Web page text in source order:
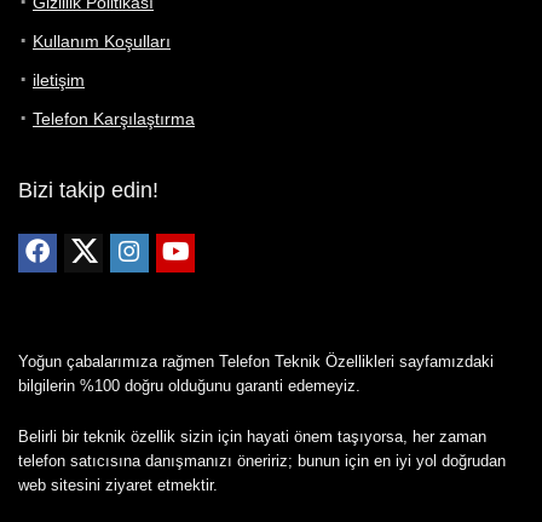
Kullanım Koşulları
iletişim
Telefon Karşılaştırma
Bizi takip edin!
Yoğun çabalarımıza rağmen Telefon Teknik Özellikleri sayfamızdaki
bilgilerin %100 doğru olduğunu garanti edemeyiz.
Belirli bir teknik özellik sizin için hayati önem taşıyorsa, her zaman
telefon satıcısına danışmanızı öneririz; bunun için en iyi yol doğrudan
web sitesini ziyaret etmektir.